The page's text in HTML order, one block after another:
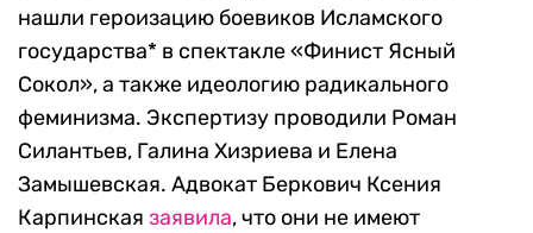
нашли героизацию боевиков Исламского
государства* в спектакле «Финист Ясный
Сокол», а также идеологию радикального
феминизма. Экспертизу проводили Роман
Силантьев, Галина Хизриева и Елена
Замышевская. Адвокат Беркович Ксения
Карпинская заявила, что они не имеют